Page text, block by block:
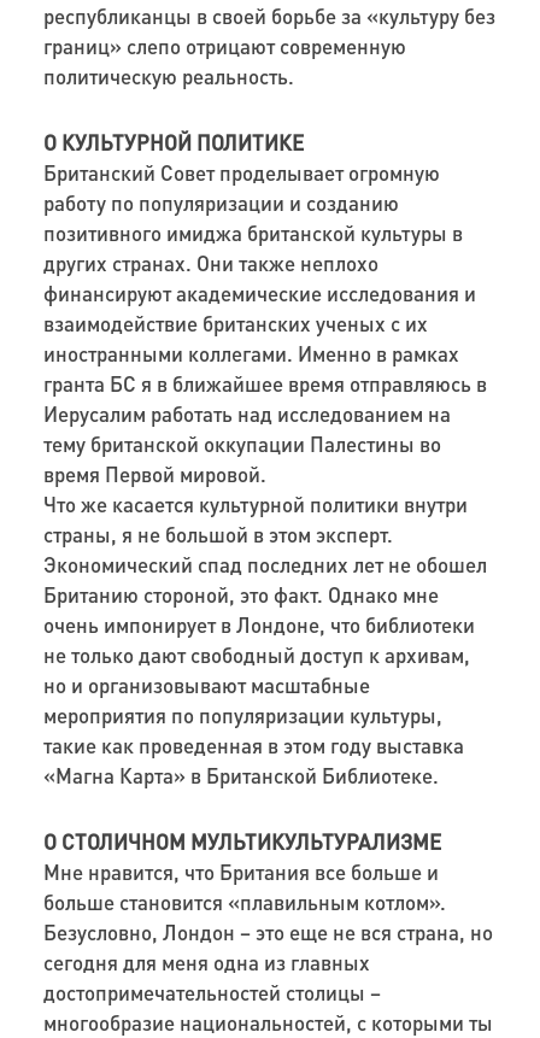
республиканцы в своей борьбе за «культуру без
границ» слепо отрицают современную
политическую реальность.
О КУЛЬТУРНОЙ ПОЛИТИКЕ
Британский Совет проделывает огромную
работу по популяризации и созданию
позитивного имиджа британской культуры в
других странах. Они также неплохо
финансируют академические исследования и
взаимодействие британских ученых с их
иностранными коллегами. Именно в рамках
гранта БС я в ближайшее время отправляюсь в
Иерусалим работать над исследованием на
тему британской оккупации Палестины во
время Первой мировой.
Что же касается культурной политики внутри
страны, я не большой в этом эксперт.
Экономический спад последних лет не обошел
Британию стороной, это факт. Однако мне
очень импонирует в Лондоне, что библиотеки
не только дают свободный доступ к архивам,
но и организовывают масштабные
мероприятия по популяризации культуры,
такие как проведенная в этом году выставка
«Магна Карта» в Британской Библиотеке.
О СТОЛИЧНОМ МУЛЬТИКУЛЬТУРАЛИЗМЕ
Мне нравится, что Британия все больше и
больше становится «плавильным котлом».
Безусловно, Лондон – это еще не вся страна, но
сегодня для меня одна из главных
достопримечательностей столицы –
многообразие национальностей, с которыми ты